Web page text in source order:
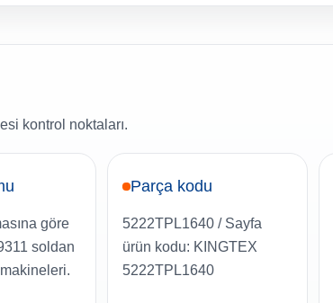
kontrol noktaları.
göre
soldan
makineleri.
Parça kodu
5222TPL1640 / Sayfa
ürün kodu: KINGTEX
5222TPL1640